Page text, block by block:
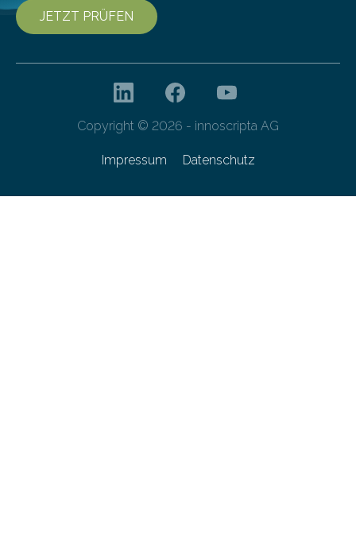
JETZT PRÜFEN
Copyright © 2026 - innoscripta AG
Impressum Datenschutz